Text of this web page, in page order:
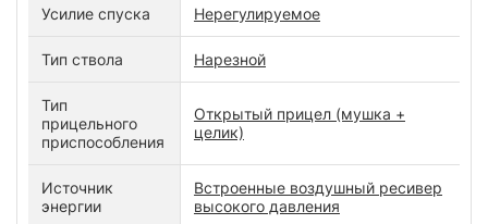
Усилие спуска Нерегулируемое
Тип ствола Нарезной
Тип
прицельного
приспособления
Открытый прицел (мушка +
целик)
Источник
энергии
Встроенные воздушный ресивер
высокого давления